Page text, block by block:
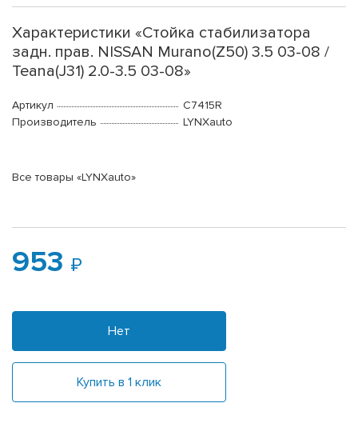
Характеристики «Стойка стабилизатора
задн. прав. NISSAN Murano(Z50) 3.5 03-08 /
Teana(J31) 2.0-3.5 03-08»
Артикул
C7415R
Производитель
LYNXauto
Все товары «LYNXauto»
953
Нет
Купить в 1 клик